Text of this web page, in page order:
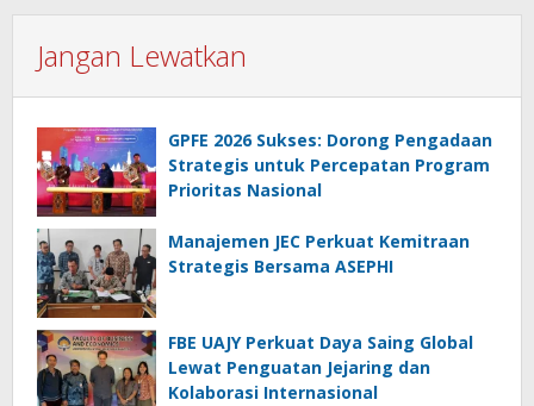
Jangan Lewatkan
GPFE 2026 Sukses: Dorong Pengadaan
Strategis untuk Percepatan Program
Prioritas Nasional
Manajemen JEC Perkuat Kemitraan
Strategis Bersama ASEPHI
FBE UAJY Perkuat Daya Saing Global
Lewat Penguatan Jejaring dan
Kolaborasi Internasional